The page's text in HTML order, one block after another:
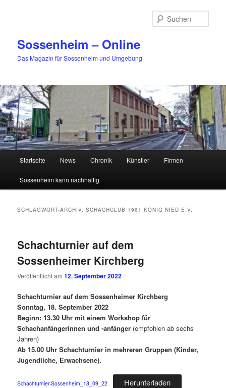
Sossenheim – Online
Das Magazin für Sossenheim und Umgebung
Startseite News Chronik Künstler Firmen
Sossenheim kann nachhaltig
SCHLAGWORT-ARCHIV:SCHACHCLUB 1961 KÖNIG NIED E.V.
Schachturnier auf dem
Sossenheimer Kirchberg
Veröffentlicht am12. September 2022
Schachturnier auf dem Sossenheimer Kirchberg
Sonntag, 18. September 2022
Beginn: 13.30 Uhr mit einem Workshop für
Schachanfängerinnen und -anfänger (empfohlen ab sechs
Jahren)
Ab 15.00 Uhr Schachturnier in mehreren Gruppen (Kinder,
Jugendliche, Erwachsene).
Schachturnier-Sossenheim_18_09_22 Herunterladen